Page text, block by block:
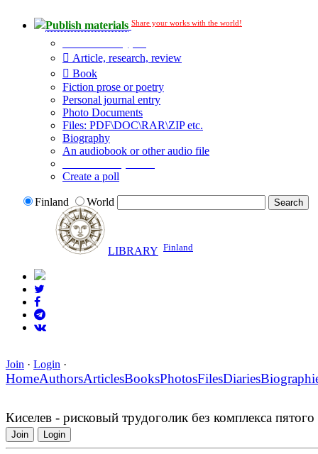
Publish materials Share your works with the world!
Article, research, review
Book
Fiction prose or poetry
Personal journal entry
Photo Documents
Files: PDF\DOC\RAR\ZIP etc.
Biography
An audiobook or other audio file
Create a poll
Finland World
LIBRARY Finland
Join · Login ·
HomeAuthorsArticlesBooksPhotosFilesDiaries
Киселев - рисковый трудоголик без комплекса пятого
Join Login